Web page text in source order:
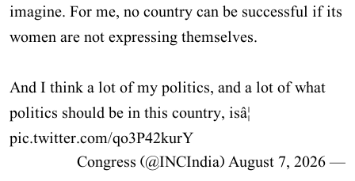
imagine. For me, no country can be successful if its
women are not expressing themselves.
And I think a lot of my politics, and a lot of what
politics should be in this country, isâ¦
pic.twitter.com/qo3P42kurY
— Congress (@INCIndia)
August 7, 2026